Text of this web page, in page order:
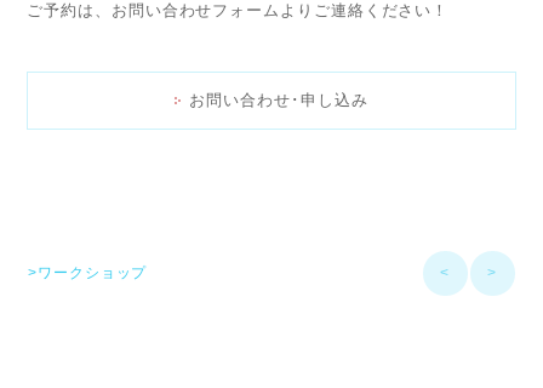
ご予約は、お問い合わせフォームよりご連絡ください！
お問い合わせ･申し込み
>ワークショップ < >